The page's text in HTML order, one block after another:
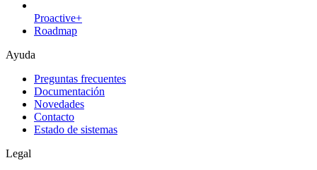
Proactive+
Roadmap
Ayuda
Preguntas frecuentes
Documentación
Novedades
Contacto
Estado de sistemas
Legal